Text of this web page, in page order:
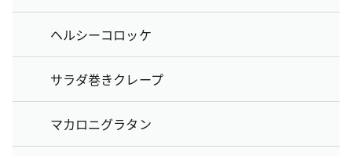
ヘルシーコロッケ
サラダ巻きクレープ
マカロニグラタン